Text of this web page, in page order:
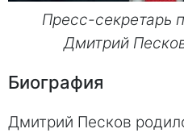
Пресс-секретарь
Дмитрий
Биография
Дмитрий Песков